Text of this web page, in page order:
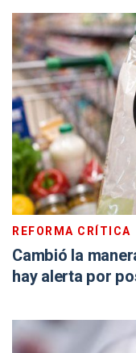
REFORMA CRÍTICA
Cambió la
hay alerta por